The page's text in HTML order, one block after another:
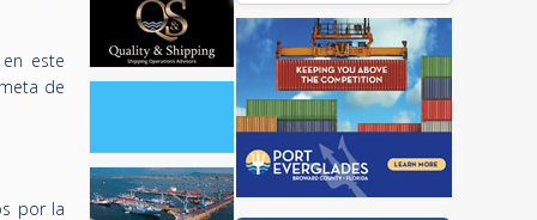
este
de
por la